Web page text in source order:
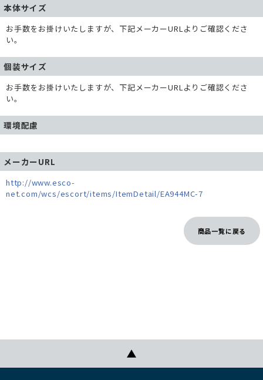
本体サイズ
お手数をお掛けいたしますが、下記メーカーURLよりご確認くださ
い。
個装サイズ
お手数をお掛けいたしますが、下記メーカーURLよりご確認くださ
い。
環境配慮
メーカーURL
http://www.esco-
net.com/wcs/escort/items/ItemDetail/EA944MC-7
商品一覧に戻る